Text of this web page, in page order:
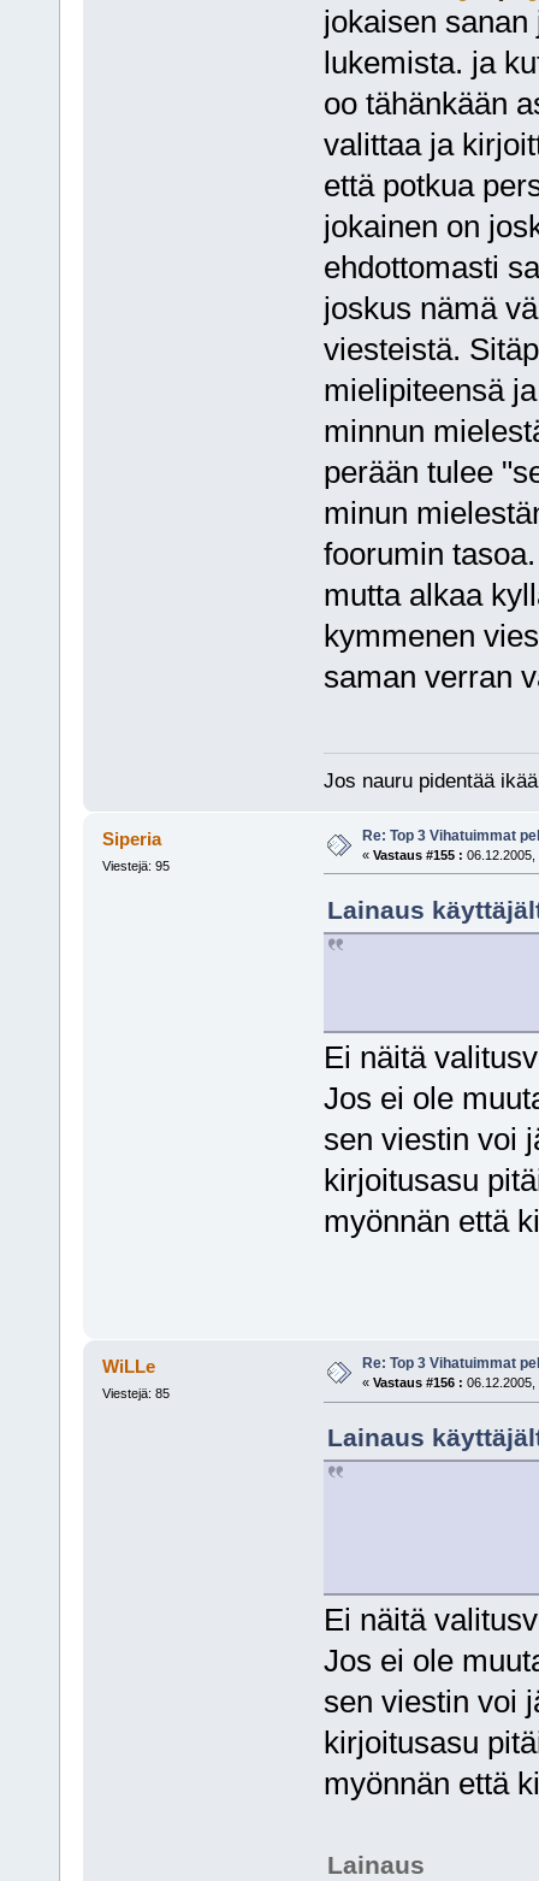
jokaisen
lukemista. ja
oo tähänkään
valittaa ja
että potkua
jokainen on
ehdottomasti
joskus nämä
viesteistä.
mielipiteensä
minnun
perään tulee
minun
foorumin
mutta alkaa
kymmenen
saman verran
Jos nauru pidentää
Siperia
Viestejä: 95
Re: Top 3 Vihatuimmat
« Vastaus #155 : 06.12.2005,
Lainaus
Ei näitä
Jos ei ole
sen viestin voi
kirjoitusasu
myönnän että
WiLLe
Viestejä: 85
Re: Top 3 Vihatuimmat
« Vastaus #156 : 06.12.2005,
Lainaus
Ei näitä
Jos ei ole
sen viestin voi
kirjoitusasu
myönnän että
Lainaus